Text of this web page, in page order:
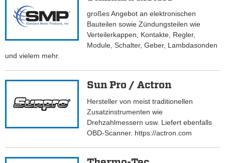
großes Angebot an elektronischen
Bauteilen sowie Zündungsteilen wie
Verteilerkappen, Kontakte, Regler,
Module, Schalter, Geber, Lambdasonden
und vielem mehr.
Sun Pro / Actron
Hersteller von meist traditionellen
Zusatzinstrumenten wie
Drehzahlmessern usw. Liefert ebenfalls
OBD-Scanner. https://actron.com